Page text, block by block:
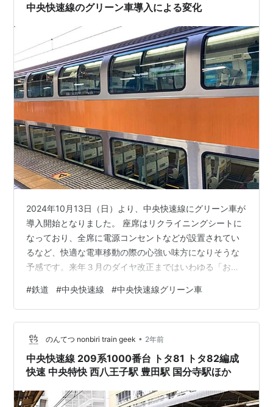
中央快速線のグリーン車導入による変化
2024年10月13日（日）より、中央快速線にグリーン車が
導入開始となりました。 座席はリクライニングシートに
なっており、全席に電源コンセントなどが設置されてい
るなど、快適な電車移動の際の心強い味方になりそうな
予感です。来年３月のダイヤ改正まではいわゆる「お試
もあり、連日大混雑となっていると話題となっていま
す。 今回は中央快速線のグリーン車導入についてみてい
きたいと思います。 2階建てのグリーン車が2両増結され
る ※画像：JR東日本 1．運行区間 グリーン車の運行区間
としては中央快速線の高尾～東京間をはじめ、中央本線
の高尾～大月間、相互直通運転…
#鉄道 #中央快速線 #中央快速線グリーン車
のんてつ nonbiri train geek • 2年前
中央快速線 209系1000番台 トタ81 トタ82編成
快速 中央特快 西八王子駅 豊田駅 国分寺駅ほか